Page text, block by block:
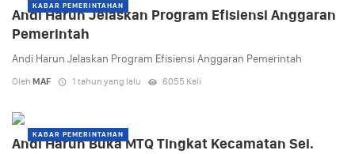
KABAR PEMERINTAHAN
Andi Harun Jelaskan Program Efisiensi Anggaran
Pemerintah
Andi Harun Jelaskan Program Efisiensi Anggaran Pemerintah
Oleh MAF 1 tahun yang lalu 6055 Kali
KABAR PEMERINTAHAN
Andi Harun Buka MTQ Tingkat Kecamatan Sei.